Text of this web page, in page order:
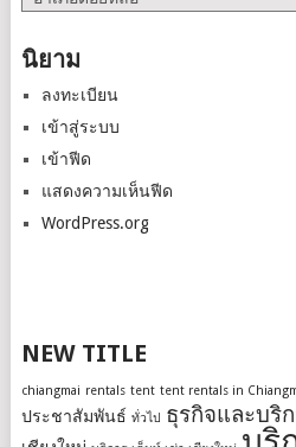
หมู่
นิยาม
ลงทะเบียน
เข้าสู่ระบบ
เข้าฟีด
แสดงความเห็นฟีด
WordPress.org
NEW TITLE
chiangmai rentals tent tent rentals in
ประชาสัมพันธ์ ทั่วไป ธุรกิจและบริ